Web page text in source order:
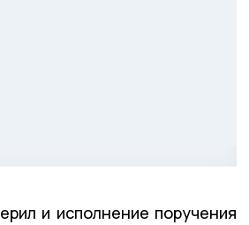
и исполнение поручения